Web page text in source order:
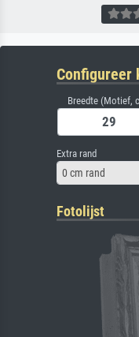
Configureer
Breedte (Motief,
Extra rand
0 cm rand
Fotolijst